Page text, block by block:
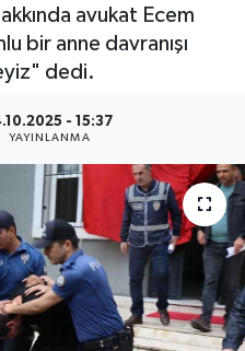
avukat Ecem
bir anne davranışı
dedi.
- 15:37
YAYINLANMA